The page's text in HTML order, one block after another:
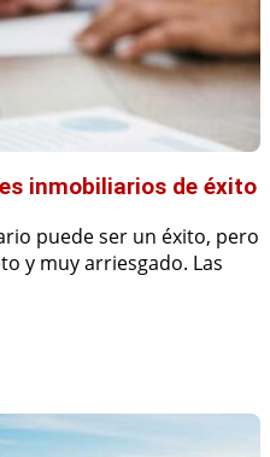
inmobiliarios de éxito
puede ser un éxito, pero
y muy arriesgado. Las